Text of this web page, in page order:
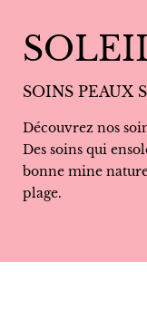
SOINS PEAUX
Découvrez nos
Des soins qui
bonne mine
plage.